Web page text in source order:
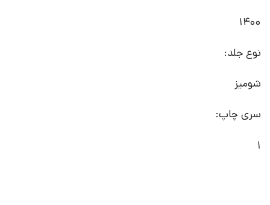
1400
نوع جلد:
شومیز
سری چاپ:
1